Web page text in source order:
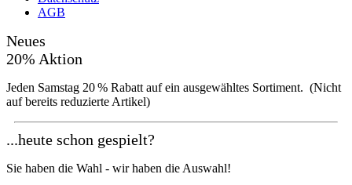
AGB
Neues
20% Aktion
Jeden Samstag 20 % Rabatt auf ein ausgewähltes Sortiment. (Nicht
auf bereits reduzierte Artikel)
...heute schon gespielt?
Sie haben die Wahl - wir haben die Auswahl!